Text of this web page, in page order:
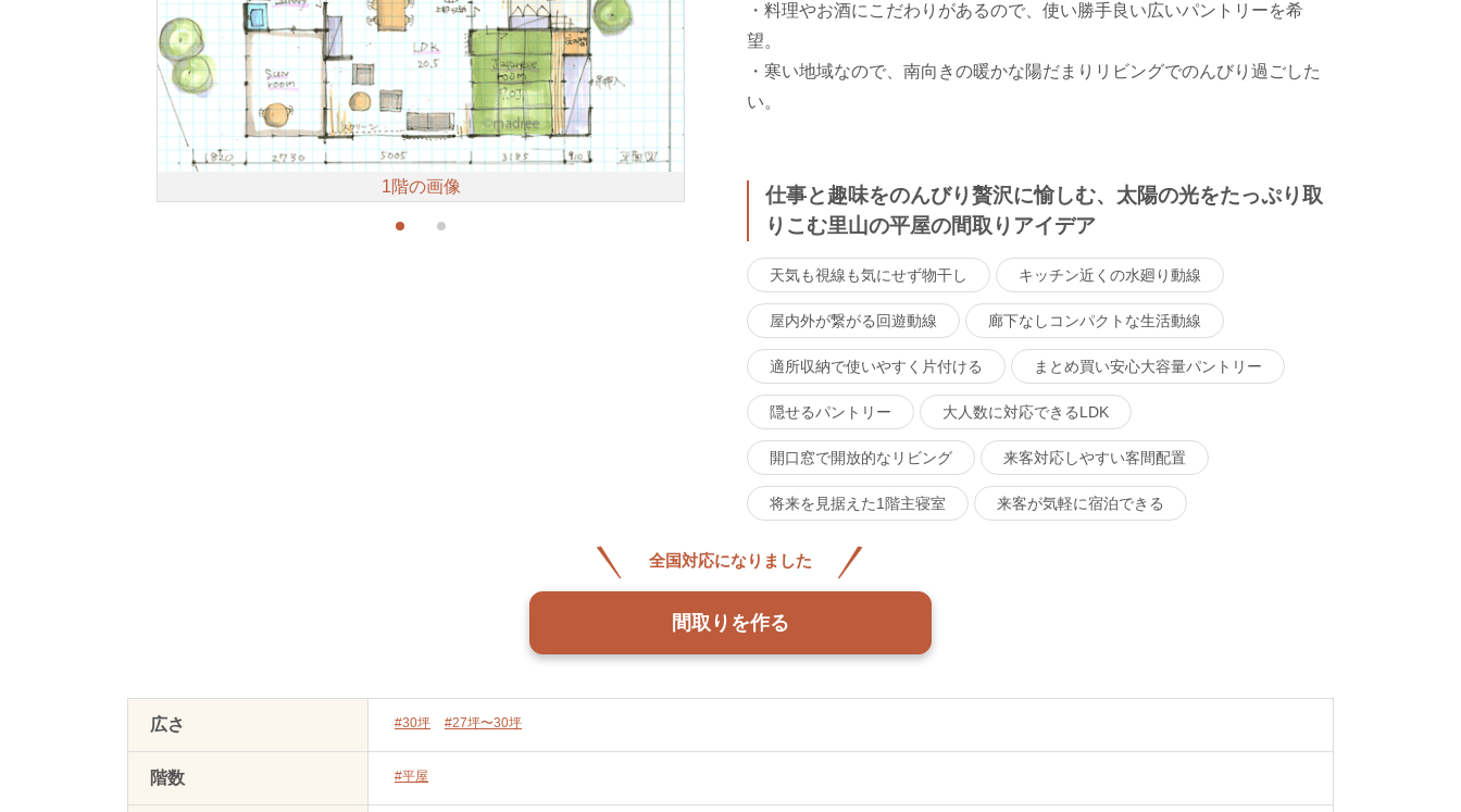
・料理やお酒にこだわりがあるので、使い勝手良い広いパントリーを希
望。
・寒い地域なので、南向きの暖かな陽だまりリビングでのんびり過ごした
い。
仕事と趣味をのんびり贅沢に愉しむ、太陽の光をたっぷり取
りこむ里山の平屋の間取りアイデア
天気も視線も気にせず物干し キッチン近くの水廻り動線
屋内外が繋がる回遊動線 廊下なしコンパクトな生活動線
適所収納で使いやすく片付ける まとめ買い安心大容量パントリー
隠せるパントリー 大人数に対応できるLDK
開口窓で開放的なリビング 来客対応しやすい客間配置
将来を見据えた1階主寝室 来客が気軽に宿泊できる
1階の画像
全国対応になりました
間取りを作る
広さ #30坪 #27坪〜30坪
階数 #平屋